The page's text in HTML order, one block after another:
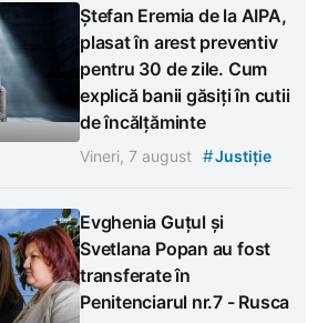
Ștefan Eremia de la AIPA,
plasat în arest preventiv
pentru 30 de zile. Cum
explică banii găsiți în cutii
de încălțăminte
Vineri, 7 august #Justiție
Evghenia Guțul și
Svetlana Popan au fost
transferate în
Penitenciarul nr.7 - Rusca